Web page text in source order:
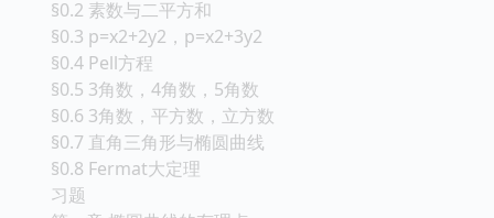
§0.2 素数与二平方和
§0.3 p=x2+2y2，p=x2+3y2
§0.4 Pell方程
§0.5 3角数，4角数，5角数
§0.6 3角数，平方数，立方数
§0.7 直角三角形与椭圆曲线
§0.8 Fermat大定理
习题